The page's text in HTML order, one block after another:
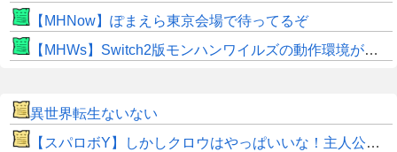
【MHNow】ぽまえら東京会場で待ってるぞ
【MHWs】Switch2版モンハンワイルズの動作環境が判明！
異世界転生ないない
【スパロボY】しかしクロウはやっぱいいな！主人公として魅力的すぎる…！